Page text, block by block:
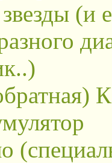
(и